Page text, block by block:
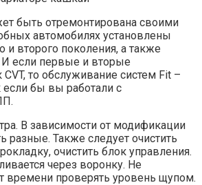
быть отремонтирована своими
автомобилях установлены
второго поколения, а также
И если первые и вторые
то обслуживание систем Fit –
если бы вы работали с
В зависимости от модификации
разные. Также следует очистить
очистить блок управления.
через воронку. Не
времени проверять уровень щупом.